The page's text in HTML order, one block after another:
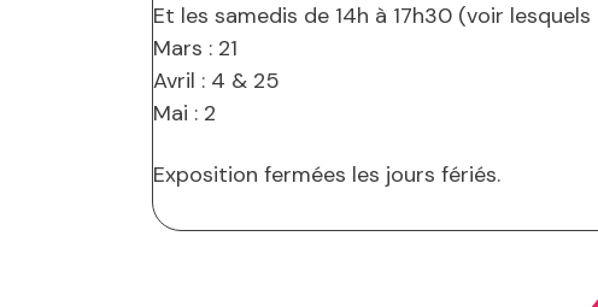
Et les samedis de 14h à 17h30 (voir
Mars : 21
Avril : 4 & 25
Mai : 2
Exposition fermées les jours fériés.